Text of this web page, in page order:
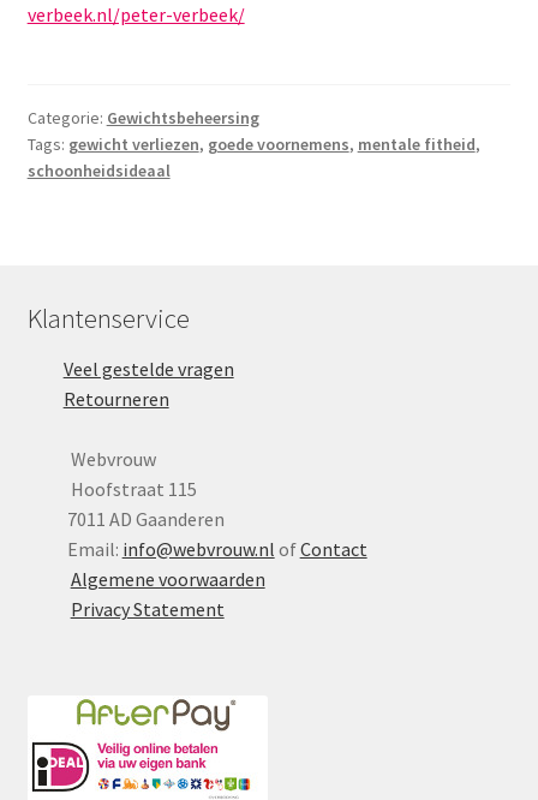
verbeek.nl/peter-verbeek/
Categorie: Gewichtsbeheersing
Tags: gewicht verliezen, goede voornemens, mentale fitheid,
schoonheidsideaal
Klantenservice
Veel gestelde vragen
Retourneren
Webvrouw
Hoofstraat 115
7011 AD Gaanderen
Email: info@webvrouw.nl ofContact
Algemene voorwaarden
Privacy Statement